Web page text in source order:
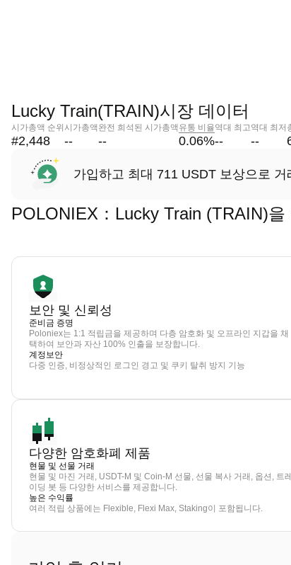
Lucky Train(TRAIN)시장 데이터
시가총액 순위
#2,448
시가총액
--
완전 희석된 시가총액
--
유통 비율
0.06%
역대 최고
--
역대 최저
--
가입하고 최대 711 USDT 보상으로 거
POLONIEX：Lucky Train (TRAIN)
보안 및 신뢰성
준비금 증명
Poloniex는 1:1 적립금을 제공하며 다층 암호화 및 오프라인 지갑을 채
택하여 보안과 자산 100% 인출을 보장합니다.
계정보안
다중 인증, 비정상적인 로그인 경고 및 쿠키 탈취 방지 기능
다양한 암호화폐 제품
현물 및 선물 거래
현물 및 마진 거래, USDT-M 및 Coin-M 선물, 선물 복사 거래, 옵션, 트레
이딩 봇 등 다양한 서비스를 제공합니다.
높은 수익률
여러 적립 상품에는 Flexible, Flexi Max, Staking이 포함됩니다.